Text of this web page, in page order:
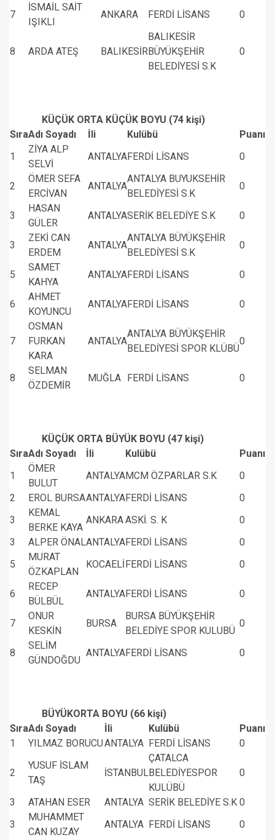
7
İSMAİL SAİT
IŞIKLI
ANKARA FERDİ LİSANS 0
8 ARDA ATEŞ BALIKESİR
BALIKESİR
BÜYÜKŞEHİR
BELEDİYESİ S.K
0
KÜÇÜK ORTA KÜÇÜK BOYU (74 kişi)
SıraAdı Soyadı İli Kulübü
Puanı
1
ZİYA ALP
SELVİ
ANTALYAFERDİ LİSANS 0
2
ÖMER SEFA
ERCİVAN
ANTALYA
ANTALYA BUYUKSEHİR
BELEDİYESİ S.K
0
3
HASAN
GÜLER
ANTALYASERİK BELEDİYE S.K 0
3
ZEKİ CAN
ERDEM
ANTALYA
ANTALYA BÜYÜKŞEHİR
BELEDİYESİ S.K
0
5
SAMET
KAHYA
ANTALYAFERDİ LİSANS 0
6
AHMET
KOYUNCU
ANTALYAFERDİ LİSANS 0
7
OSMAN
FURKAN
KARA
ANTALYA
ANTALYA BÜYÜKŞEHİR
BELEDİYESİ SPOR KLÜBÜ
0
8
SELMAN
ÖZDEMİR
MUĞLA FERDİ LİSANS 0
KÜÇÜK ORTA BÜYÜK BOYU (47 kişi)
SıraAdı Soyadı İli Kulübü
Puanı
1
ÖMER
BULUT
ANTALYAMCM ÖZPARLAR S.K
0
2
EROL BURSAANTALYAFERDİ LİSANS
0
3
KEMAL
BERKE KAYA
ANKARAASKİ. S. K
0
3
ALPER ÖNALANTALYAFERDİ LİSANS
0
5
MURAT
ÖZKAPLAN
KOCAELİFERDİ LİSANS 0
6
RECEP
BÜLBÜL
ANTALYAFERDİ LİSANS 0
7
ONUR
KESKİN
BURSA
BURSA BÜYÜKŞEHİR
BELEDİYE SPOR KULUBÜ
0
8
SELİM
GÜNDOĞDU
ANTALYAFERDİ LİSANS 0
BÜYÜKORTA BOYU (66 kişi)
SıraAdı Soyadı İli Kulübü
Puanı
1
YILMAZ BORUCUANTALYA FERDİ LİSANS 0
2
YUSUF İSLAM
TAŞ
İSTANBUL
ÇATALCA
BELEDİYESPOR
KULÜBÜ
0
3 ATAHAN ESER ANTALYA SERİK BELEDİYE S.K 0
3
MUHAMMET
CAN KUZAY
ANTALYA FERDİ LİSANS 0